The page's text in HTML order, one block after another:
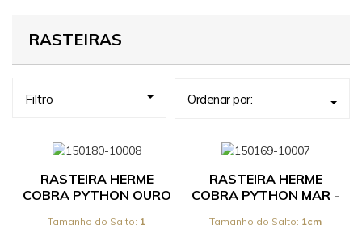
Filtro
RASTEIRAS
Ordenar por:
RASTEIRA HERME
COBRA PYTHON OURO
1
RASTEIRA HERME
COBRA PYTHON MAR -
1cm